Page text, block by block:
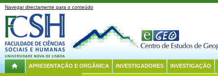
Navegar directamente para o conteúdo
APRESENTAÇÃO E ORGÂNICA INVESTIGADORES INVESTIGAÇÃO